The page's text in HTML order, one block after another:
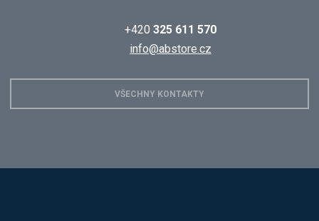
+420 325 611 570
info@abstore.cz
VŠECHNY KONTAKTY